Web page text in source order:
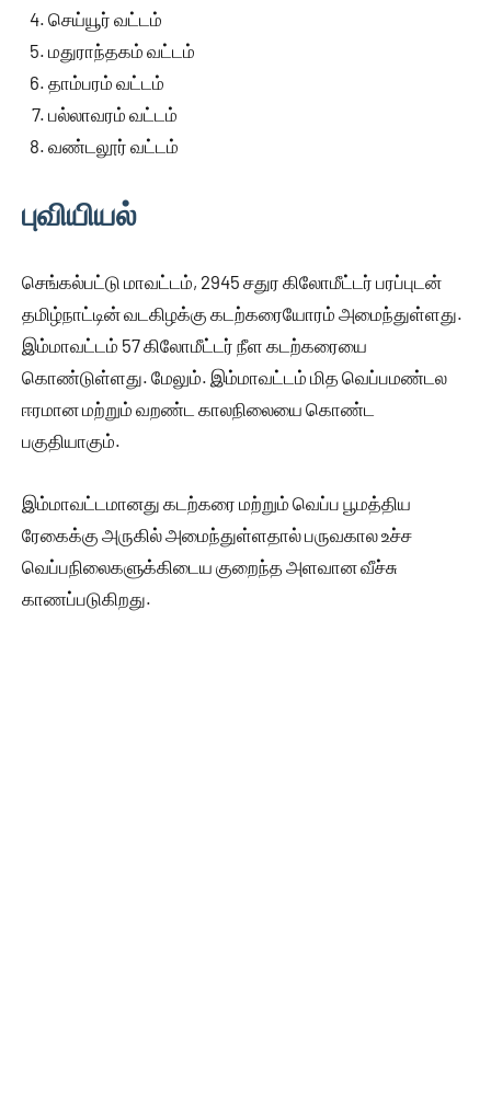
செய்யூர் வட்டம்
மதுராந்தகம் வட்டம்
தாம்பரம் வட்டம்
பல்லாவரம் வட்டம்
வண்டலூர் வட்டம்
புவியியல்
செங்கல்பட்டு மாவட்டம், 2945 சதுர கிலோமீட்டர் பரப்புடன்
தமிழ்நாட்டின் வடகிழக்கு கடற்கரையோரம் அமைந்துள்ளது.
இம்மாவட்டம் 57 கிலோமீட்டர் நீள கடற்கரையை
கொண்டுள்ளது. மேலும். இம்மாவட்டம் மித வெப்பமண்டல
ஈரமான மற்றும் வறண்ட காலநிலையை கொண்ட
பகுதியாகும்.
இம்மாவட்டமானது கடற்கரை மற்றும் வெப்ப பூமத்திய
ரேகைக்கு அருகில் அமைந்துள்ளதால் பருவகால உச்ச
வெப்பநிலைகளுக்கிடைய குறைந்த அளவான வீச்சு
காணப்படுகிறது.